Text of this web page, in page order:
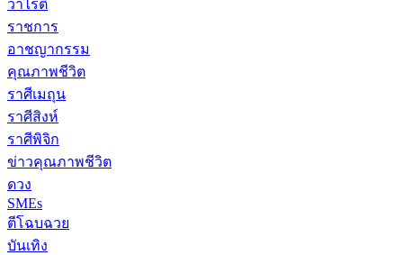
วาไรตี้
ราชการ
อาชญากรรม
คุณภาพชีวิต
ราศีเมถุน
ราศีสิงห์
ราศีพิจิก
ข่าวคุณภาพชีวิต
ดวง
SMEs
ตีโฉบฉวย
บันเทิง